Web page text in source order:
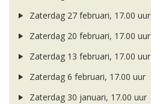
Zaterdag 27 februari, 17.00 uur
Zaterdag 20 februari, 17.00 uur
Zaterdag 13 februari, 17.00 uur
Zaterdag 6 februari, 17.00 uur
Zaterdag 30 januari, 17.00 uur